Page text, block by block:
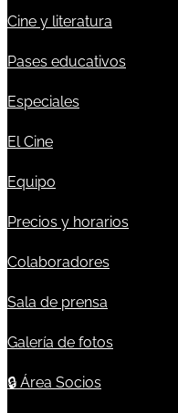
Cine y literatura
Pases educativos
Especiales
El Cine
Equipo
Precios y horarios
Colaboradores
Sala de prensa
Galería de fotos
🔒 Área Socios